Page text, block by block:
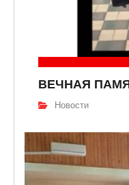
ВЕЧНАЯ
Новости